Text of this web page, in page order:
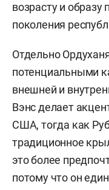
возрасту и образу
поколения
Отдельно
потенциальными
внешней и
Вэнс делает
США, тогда как
традиционное
это более
потому что он